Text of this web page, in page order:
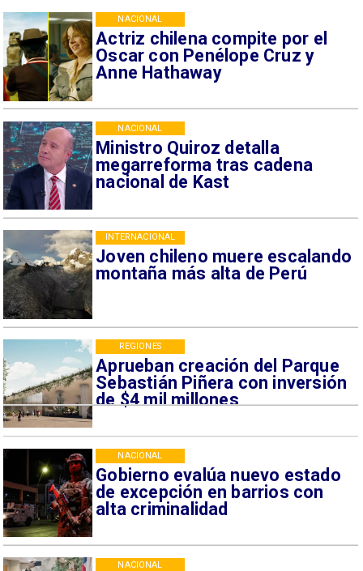
Actriz chilena compite por el
Oscar con Penélope Cruz y
Anne Hathaway
NACIONAL
Ministro Quiroz detalla
megarreforma tras cadena
nacional de Kast
NACIONAL
Joven chileno muere escalando
montaña más alta de Perú
INTERNACIONAL
Aprueban creación del Parque
Sebastián Piñera con inversión
de $4 mil millones
REGIONES
Gobierno evalúa nuevo estado
de excepción en barrios con
alta criminalidad
NACIONAL
NACIONAL